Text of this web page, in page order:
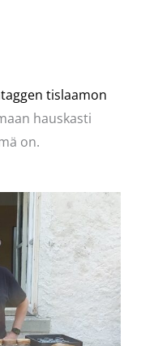
tislaamon
hauskasti
on.